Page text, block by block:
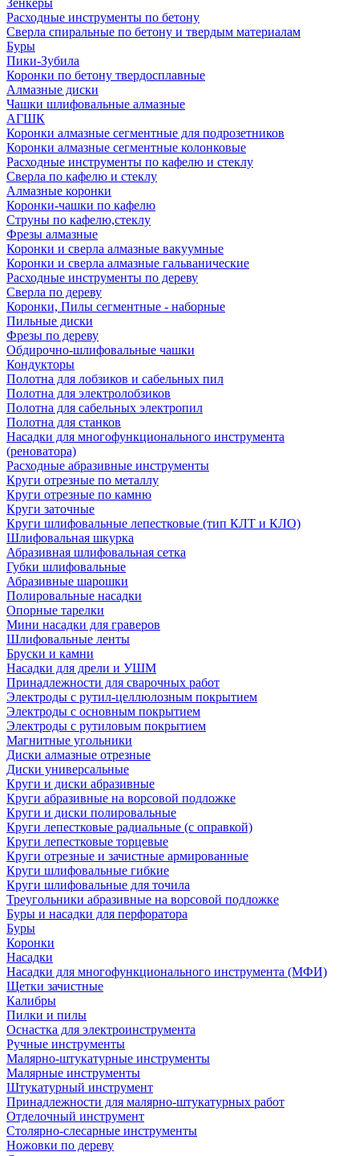
Зенкеры
Расходные инструменты по бетону
Сверла спиральные по бетону и твердым материалам
Буры
Пики-Зубила
Коронки по бетону твердосплавные
Алмазные диски
Чашки шлифовальные алмазные
АГШК
Коронки алмазные сегментные для подрозетников
Коронки алмазные сегментные колонковые
Расходные инструменты по кафелю и стеклу
Сверла по кафелю и стеклу
Алмазные коронки
Коронки-чашки по кафелю
Струны по кафелю,стеклу
Фрезы алмазные
Коронки и сверла алмазные вакуумные
Коронки и сверла алмазные гальванические
Расходные инструменты по дереву
Сверла по дереву
Коронки, Пилы сегментные - наборные
Пильные диски
Фрезы по дереву
Обдирочно-шлифовальные чашки
Кондукторы
Полотна для лобзиков и сабельных пил
Полотна для электролобзиков
Полотна для сабельных электропил
Полотна для станков
Насадки для многофункционального инструмента
(реноватора)
Расходные абразивные инструменты
Круги отрезные по металлу
Круги отрезные по камню
Круги заточные
Круги шлифовальные лепестковые (тип КЛТ и КЛО)
Шлифовальная шкурка
Абразивная шлифовальная сетка
Губки шлифовальные
Абразивные шарошки
Полировальные насадки
Опорные тарелки
Мини насадки для граверов
Шлифовальные ленты
Бруски и камни
Насадки для дрели и УШМ
Принадлежности для сварочных работ
Электроды с рутил-целлюлозным покрытием
Электроды с основным покрытием
Электроды с рутиловым покрытием
Магнитные угольники
Диски алмазные отрезные
Диски универсальные
Круги и диски абразивные
Круги абразивные на ворсовой подложке
Круги и диски полировальные
Круги лепестковые радиальные (с оправкой)
Круги лепестковые торцевые
Круги отрезные и зачистные армированные
Круги шлифовальные гибкие
Круги шлифовальные для точила
Треугольники абразивные на ворсовой подложке
Буры и насадки для перфоратора
Буры
Коронки
Насадки
Насадки для многофункционального инструмента (МФИ)
Щетки зачистные
Калибры
Пилки и пилы
Оснастка для электроинструмента
Ручные инструменты
Малярно-штукатурные инструменты
Малярные инструменты
Штукатурный инструмент
Принадлежности для малярно-штукатурных работ
Отделочный инструмент
Столярно-слесарные инструменты
Ножовки по дереву